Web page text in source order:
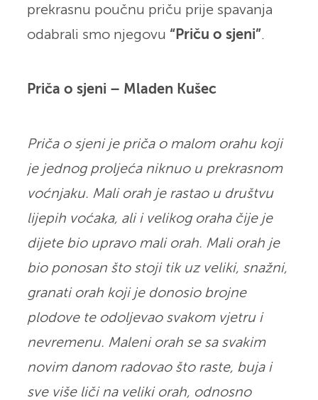
prekrasnu poučnu priču prije spavanja
odabrali smo njegovu “Priču o sjeni”.
Priča o sjeni – Mladen Kušec
Priča o sjeni je priča o malom orahu koji
je jednog proljeća niknuo u prekrasnom
voćnjaku. Mali orah je rastao u društvu
lijepih voćaka, ali i velikog oraha čije je
dijete bio upravo mali orah. Mali orah je
bio ponosan što stoji tik uz veliki, snažni,
granati orah koji je donosio brojne
plodove te odoljevao svakom vjetru i
nevremenu. Maleni orah se sa svakim
novim danom radovao što raste, buja i
sve više liči na veliki orah, odnosno